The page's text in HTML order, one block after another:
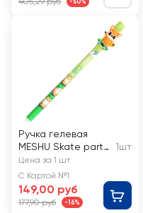
Ручка гелевая
MESHU Skate party,
стираемая, синий,
0,5мм, с топпером,
в ассортименте
1шт
Цена за 1 шт
С Картой №1
149,00 руб
177,90 руб -16%